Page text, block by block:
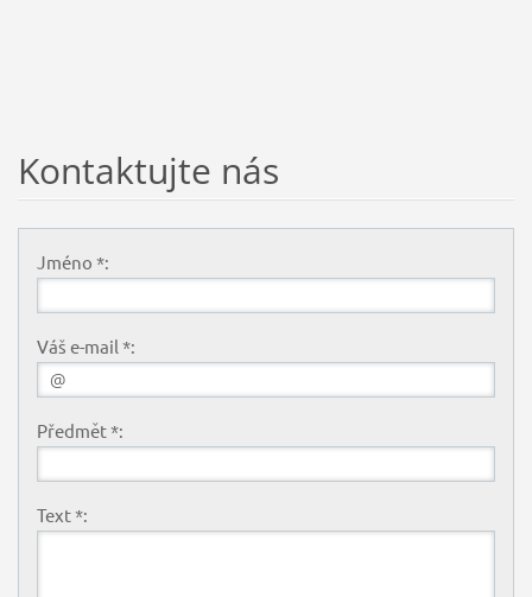
Kontaktujte nás
Jméno *:
Váš e-mail *:
Předmět *:
Text *: